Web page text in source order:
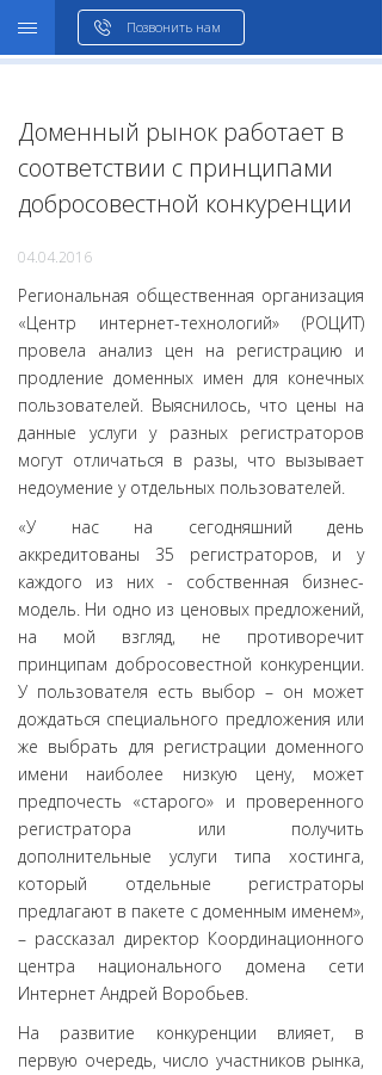
Позвонить нам
Доменный рынок работает в
соответствии с принципами
добросовестной конкуренции
04.04.2016
Региональная общественная организация
«Центр интернет-технологий» (РОЦИТ)
провела анализ цен на регистрацию и
продление доменных имен для конечных
пользователей. Выяснилось, что цены на
данные услуги у разных регистраторов
могут отличаться в разы, что вызывает
недоумение у отдельных пользователей.
«У нас на сегодняшний день
аккредитованы 35 регистраторов, и у
каждого из них - собственная бизнес-
модель. Ни одно из ценовых предложений,
на мой взгляд, не противоречит
принципам добросовестной конкуренции.
У пользователя есть выбор – он может
дождаться специального предложения или
же выбрать для регистрации доменного
имени наиболее низкую цену, может
предпочесть «старого» и проверенного
регистратора или получить
дополнительные услуги типа хостинга,
который отдельные регистраторы
предлагают в пакете с доменным именем»,
– рассказал директор Координационного
центра национального домена сети
Интернет Андрей Воробьев.
На развитие конкуренции влияет, в
первую очередь, число участников рынка,